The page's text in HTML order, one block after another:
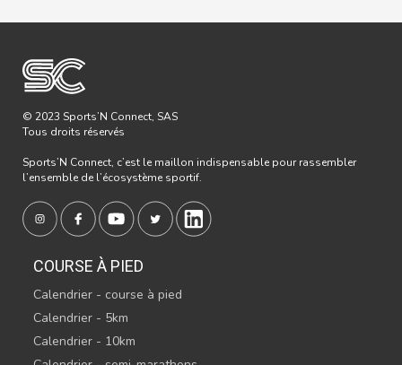
© 2023 Sports’N Connect, SAS
Tous droits réservés
Sports’N Connect, c’est le maillon indispensable pour rassembler
l’ensemble de l’écosystème sportif.
COURSE À PIED
Calendrier - course à pied
Calendrier - 5km
Calendrier - 10km